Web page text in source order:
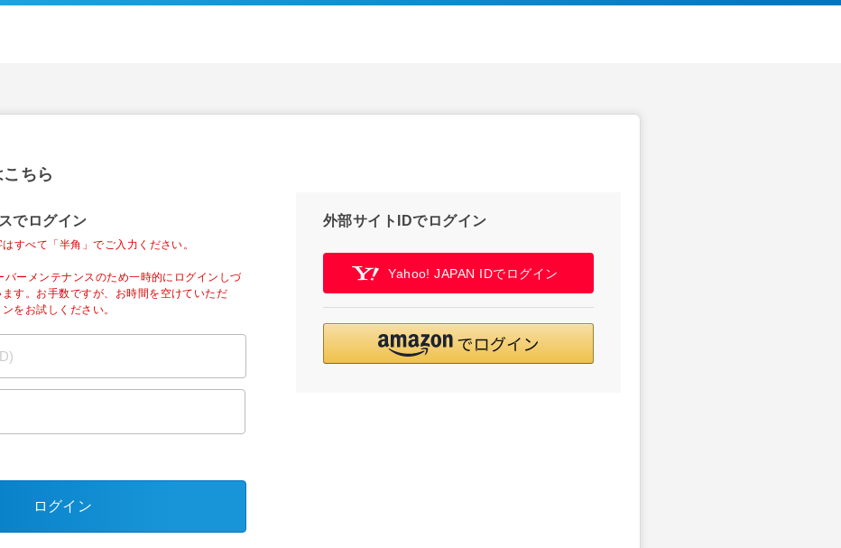
ちら
でログイン
すべて「半角」でご入力ください。
ーメンテナンスのため一時的にログインしづ
す。お手数ですが、お時間を空けていただ
をお試しください。
ログイン
外部サイトIDでログイン
Yahoo! JAPAN IDでログイン